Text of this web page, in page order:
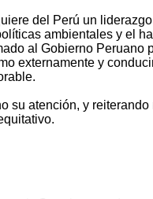
del Perú un
ambientales y el
al Gobierno Peruano
externamente y
su atención, y